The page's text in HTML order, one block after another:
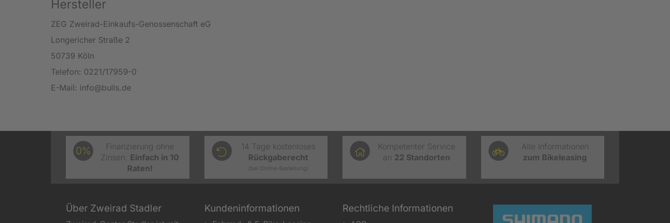
Hersteller
ZEG Zweirad-Einkaufs-Genossenschaft eG
Longericher Straße 2
50739 Köln
Telefon: 0221/17959-0
E-Mail: info@bulls.de
0%
Finanzierung ohne
Zinsen: Einfach in 10
Raten!
14 Tage kostenloses
Rückgaberecht
(bei Online-Bestellung)
Kompetenter Service
an 22 Standorten
Alle Informationen
zum Bikeleasing
Über Zweirad Stadler Kundeninformationen Rechtliche Informationen